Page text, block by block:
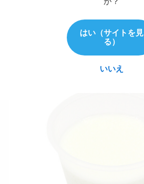
とろける杏仁豆腐
はい（サイトを見
る）
いいえ